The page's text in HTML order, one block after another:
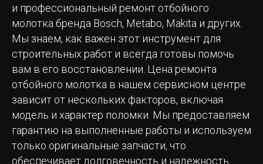
и профессиональный ремонт отбойного
молотка бренда Bosch, Metabo, Makita и других.
Мы знаем, как важен этот инструмент для
строительных работ и всегда готовы помочь
вам в его восстановлении. Цена ремонта
отбойного молотка в нашем сервисном центре
зависит от нескольких факторов, включая
модель и характер поломки. Мы предоставляем
гарантию на выполненные работы и используем
только оригинальные запчасти, что
обеспечивает долговечность и надежность